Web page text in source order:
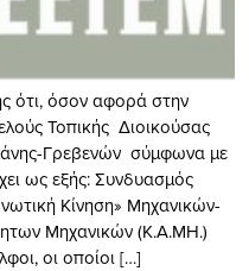
ότι, όσον αφορά στην
Τοπικής Διοικούσας
Γρεβενών σύμφωνα με
ως εξής: Συνδυασμός
Κίνηση» Μηχανικών-
Μηχανικών (Κ.Α.ΜΗ.)
οι οποίοι […]